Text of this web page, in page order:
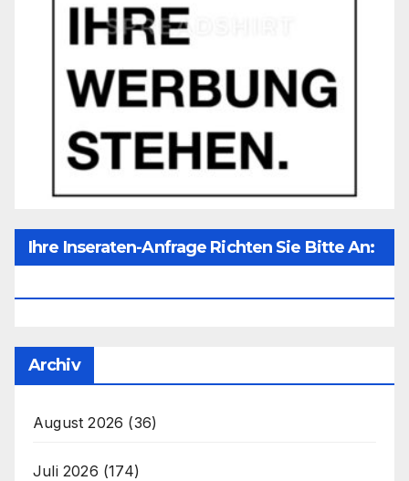
Ihre Inseraten-Anfrage Richten Sie Bitte An:
Archiv
August 2026 (36)
Juli 2026 (174)